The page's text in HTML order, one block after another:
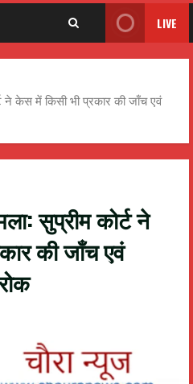
LIVE
ने केस में किसी भी प्रकार की जाँच एवं
सुप्रीम कोर्ट ने
की जाँच एवं